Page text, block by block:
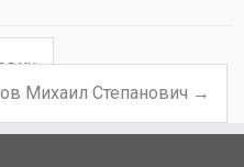
записям
Михаил Степанович →